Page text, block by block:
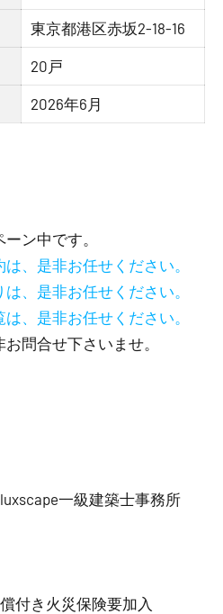
東京都港区赤坂2-18-16
20戸
2026年6月
ン中です。
、是非お任せください。
、是非お任せください。
、是非お任せください。
問合せ下さいませ。
一級建築士事務所
火災保険要加入